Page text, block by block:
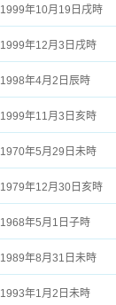
1999年10月19日戌時
1999年12月3日戌時
1998年4月2日辰時
1999年11月3日亥時
1970年5月29日未時
1979年12月30日亥時
1968年5月1日子時
1989年8月31日未時
1993年1月2日未時